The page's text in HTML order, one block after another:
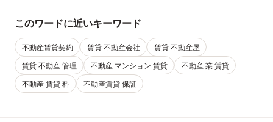
このワードに近いキーワード
不動産賃貸契約 賃貸 不動産会社
賃貸 不動産屋
賃貸 不動産 管理
不動産 マンション 賃貸
不動産 業 賃貸
不動産 賃貸 料
不動産賃貸 保証